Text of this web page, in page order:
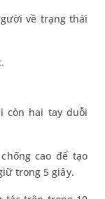
về trạng thái
còn hai tay duỗi
cao để tạo
trong 5 giây.